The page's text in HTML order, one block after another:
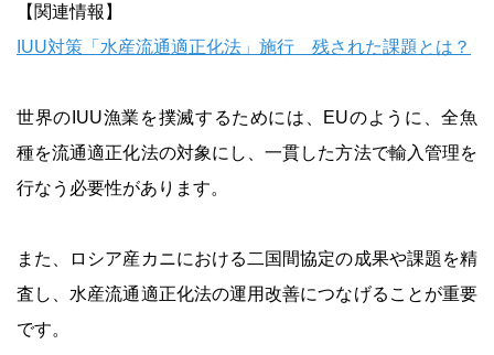
【関連情報】
IUU対策「水産流通適正化法」施行 残された課題とは？
世界のIUU漁業を撲滅するためには、EUのように、全魚
種を流通適正化法の対象にし、一貫した方法で輸入管理を
行なう必要性があります。
また、ロシア産カニにおける二国間協定の成果や課題を精
査し、水産流通適正化法の運用改善につなげることが重要
です。